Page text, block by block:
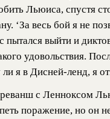
Льюиса, спустя
‘За весь бой я не
пытался выйти и
удовольствия.
ли я в Дисней-ленд, я
с Ленноксом
поражение, но он